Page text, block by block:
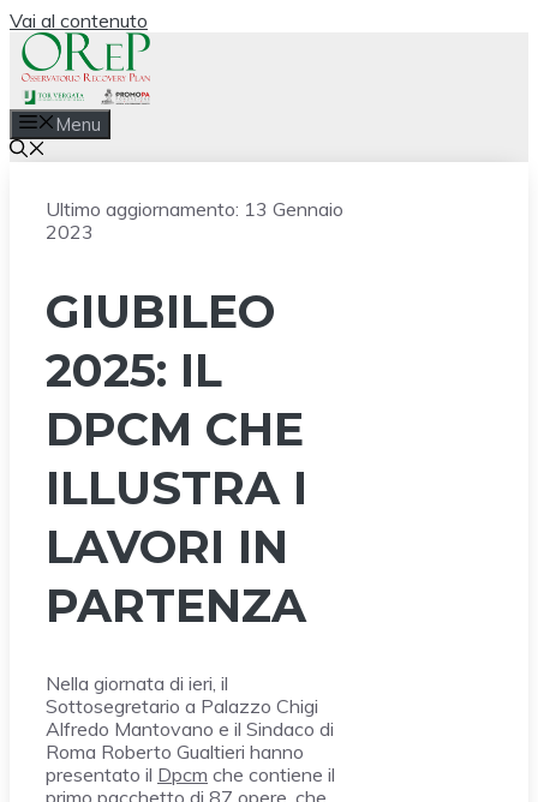
Vai al contenuto
Menu
Ultimo aggiornamento: 13 Gennaio
2023
GIUBILEO
2025: IL
DPCM CHE
ILLUSTRA I
LAVORI IN
PARTENZA
Nella giornata di ieri, il
Sottosegretario a Palazzo Chigi
Alfredo Mantovano e il Sindaco di
Roma Roberto Gualtieri hanno
presentato il Dpcm che contiene il